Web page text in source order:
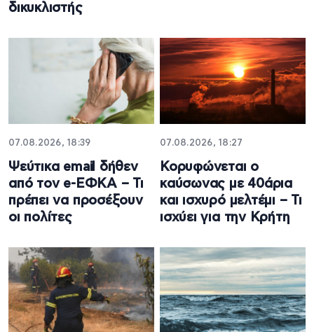
δικυκλιστής
07.08.2026, 18:39
Ψεύτικα email δήθεν
από τον e-ΕΦΚΑ – Τι
πρέπει να προσέξουν
οι πολίτες
07.08.2026, 18:27
Κορυφώνεται ο
καύσωνας με 40άρια
και ισχυρό μελτέμι – Τι
ισχύει για την Κρήτη